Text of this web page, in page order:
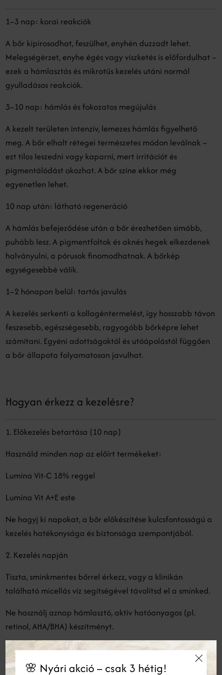
1–3 nap: korai reakciók
A bőr kipirosodhat, feszülhet, enyhén duzzadt lehet.
Melegségérzet, enyhe égés vagy viszketés is előfordulhat –
ezek a hámlasztás és mikrotűs kezelés utáni normál
gyulladásos reakciók.
3–10 nap: hámlás és fokozatos megújulás
A kezelt területen intenzív, lemezes hámlás figyelhető
meg. A bőr elhalt rétegei természetes módon leválnak –
ezt tilos leszedni vagy kaparni, mert irritációt és
pigmentálódást okozhat. A bőr színe ekkor még
egyenetlen lehet.
10 nap után: látható regeneráció
A hámlás befejeződése után a bőr érezhetően simább,
puhább lesz. A pigmentfoltok és aknés hegek elkezdenek
halványulni, a pórusok finomodhatnak. A bőrkép
egységesebbé válik.
1–2 hónapon belül: tartós javulás
A kezelés serkenti a kollagéntermelést, így hosszabb távon
feszesebb, egészségesebb, ragyogóbb bőrképre lehet
számítani. Egyéni adottságoktól és utóápolástól függően
a bőr állapota folyamatosan javulhat.
Hogyan érkezz a kezelésre?
1. Előkezelés betartása (10 nap)
Használd minden nap az előírt termékeket:
Lumina Vit-C 18% reggel
Lumina Vit A+E este
Ne hagyj ki napokat, a bőr előkészítése kulcsfontosságú a
kezelés hatékonysága és biztonsága szempontjából.
2. Kezelés napján
Tiszta, sminkmentes bőrrel érkezz, vagy a klinikán
található micellás víz segítségével távolítsd el a sminked.
Ne használj aznap hámlasztó, aktív hatóanyagos (pl.
retinol, AHA/BHA) készítményt.
Ne borotváld vagy gyantázd a kezelendő területet
legalább 2 nappal a kezelés előtt.
🌸 Nyári akció – csak 3 hétig!